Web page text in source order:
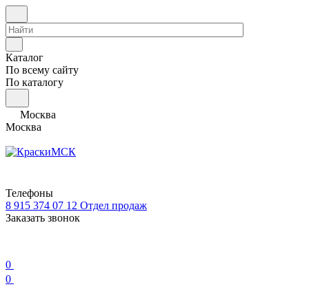
Каталог
По всему сайту
По каталогу
Москва
Москва
Телефоны
8 915 374 07 12 Отдел продаж
Заказать звонок
0
0